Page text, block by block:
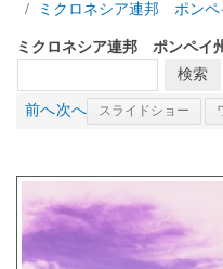
ミクロネシア連邦 ポンペ
ミクロネシア連邦 ポンペイ
前へ次へ スライドショー